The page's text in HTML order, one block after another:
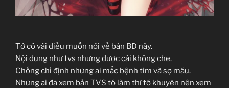
Tớ có vài điều muốn nói về bản BD này.
Nội dung như tvs nhưng được cái không che.
Chống chỉ định những ai mắc bệnh tim và sợ máu.
Những ai đã xem bản TVS tớ làm thì tớ khuyên nên xem